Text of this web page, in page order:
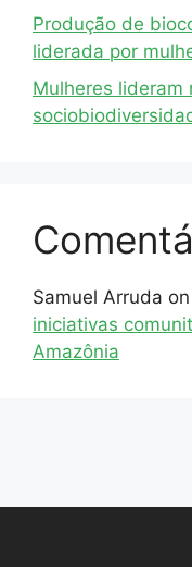
Produção de
liderada por
Mulheres lideram
Samuel Arruda on
iniciativas
Amazônia